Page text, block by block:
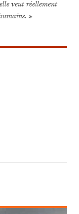
veut réellement
»